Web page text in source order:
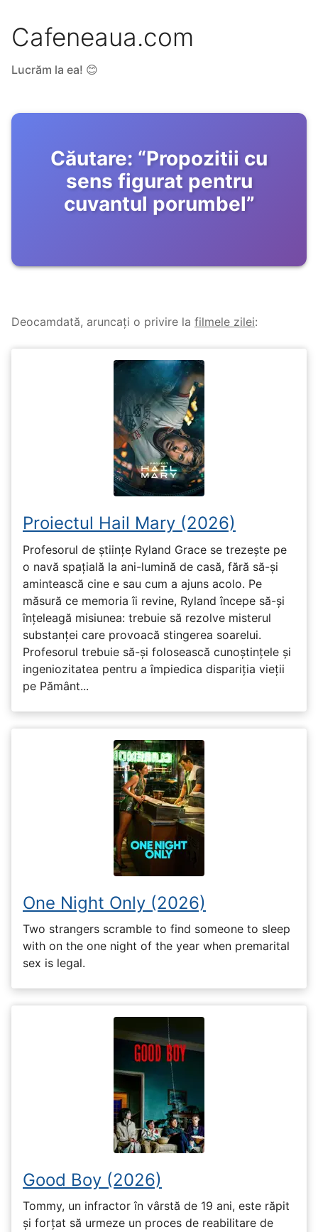
Cafeneaua.com
Lucrăm la ea! 😊
Căutare: “Propozitii cu
sens figurat pentru
cuvantul porumbel”
Deocamdată, aruncați o privire la filmele zilei:
Proiectul Hail Mary (2026)
Profesorul de științe Ryland Grace se trezește pe
o navă spațială la ani-lumină de casă, fără să-și
amintească cine e sau cum a ajuns acolo. Pe
măsură ce memoria îi revine, Ryland începe să-și
înțeleagă misiunea: trebuie să rezolve misterul
substanței care provoacă stingerea soarelui.
Profesorul trebuie să-și folosească cunoștințele și
ingeniozitatea pentru a împiedica dispariția vieții
pe Pământ...
One Night Only (2026)
Two strangers scramble to find someone to sleep
with on the one night of the year when premarital
sex is legal.
Good Boy (2026)
Tommy, un infractor în vârstă de 19 ani, este răpit
și forțat să urmeze un proces de reabilitare de